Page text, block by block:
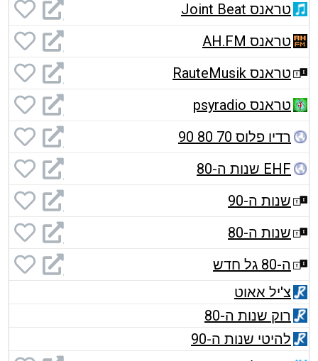
טראנס Joint Beat
טראנס AH.FM
טראנס RauteMusik
טראנס psyradio
רדיו פלוס 70 80 90
EHF שנות ה-80
שנות ה-90
שנות ה-80
ה-80 גל חדש
צ'יל אאוט
רוק שנות ה-80
להיטי שנות ה-90